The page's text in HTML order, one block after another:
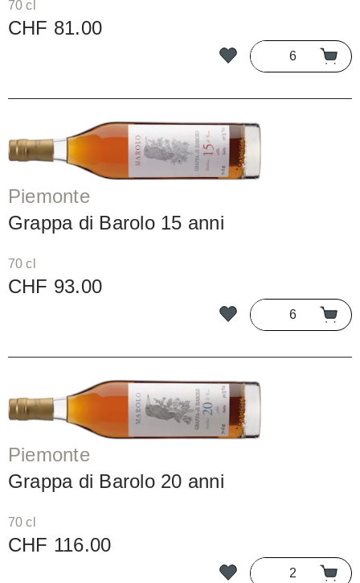
70 cl
CHF 81.00
Piemonte
Grappa di Barolo 15 anni
70 cl
CHF 93.00
Piemonte
Grappa di Barolo 20 anni
70 cl
CHF 116.00